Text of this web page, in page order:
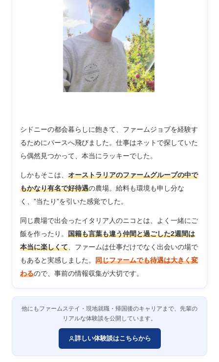
シドニーの都会暮らしに飽きて、ファームジョブを経験す
るためにパースへ飛びました。仕事はネットで探していた
ら偶然見つかって、本当にラッキーでした。
しかもそこは、 オーストラリアのファームグループの中で
もかなり有名で好待遇の農場。給料も環境も申し分な
く、”当たり”を引いた感覚でした。
同じ農場で出会ったイタリア人のニコとは、よく一緒にご
飯を作ったり。 国籍も言葉も違う仲間と過ごした2週間は
本当に楽しくて、ファームは仕事だけでなく出会いの場で
もあると実感しました。 同じファームでも待遇は大きく変
わるので、事前の情報収集が大切です。
他にもファームステイ・現地就職・帰国後のキャリアまで、先輩の
リアルな体験談を公開しています。
詳しい体験談はこちらから